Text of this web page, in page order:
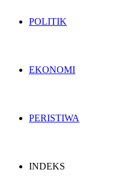
POLITIK
EKONOMI
PERISTIWA
INDEKS